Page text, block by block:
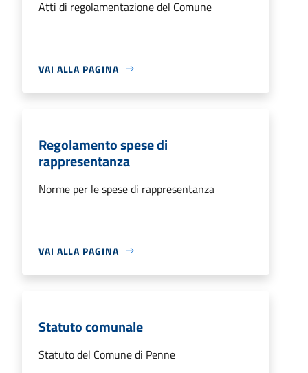
Atti di regolamentazione del Comune
VAI ALLA PAGINA
Regolamento spese di
rappresentanza
Norme per le spese di rappresentanza
VAI ALLA PAGINA
Statuto comunale
Statuto del Comune di Penne